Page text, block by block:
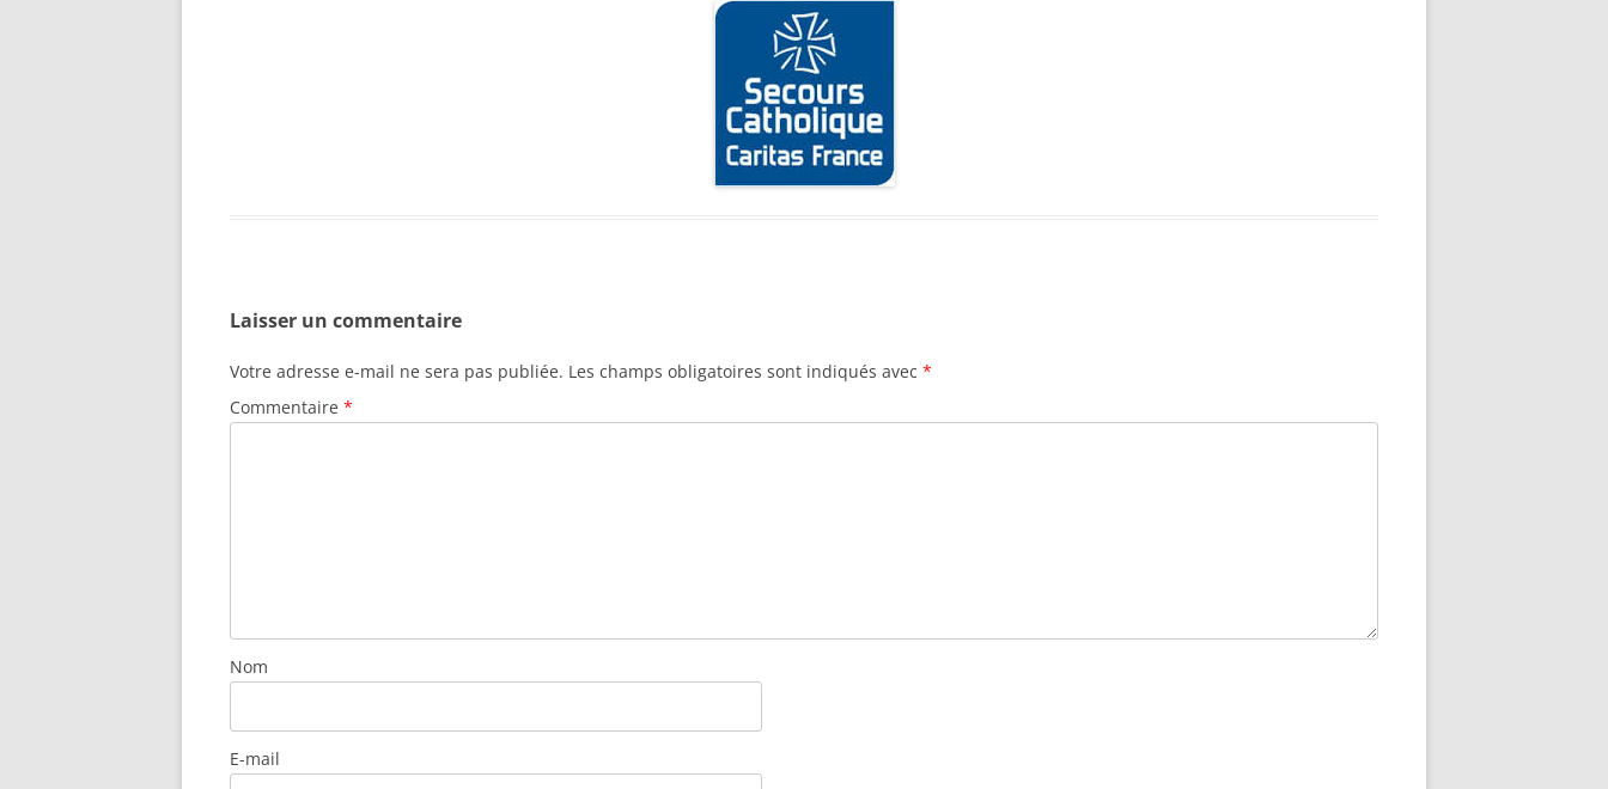
Laisser un commentaire
Votre adresse e-mail ne sera pas publiée. Les champs obligatoires sont indiqués avec *
Commentaire *
Nom
E-mail